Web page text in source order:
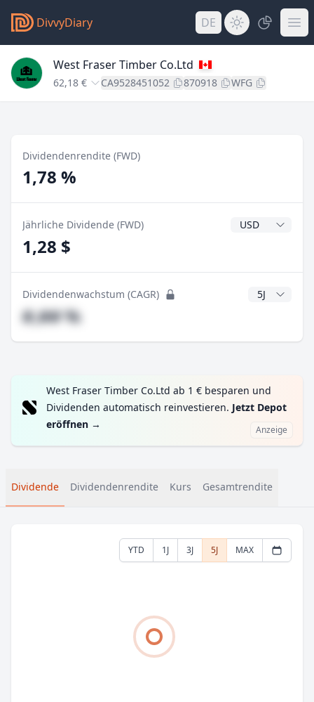
DivvyDiary DE
West Fraser Timber Co.Ltd
62,18 € CA9528451052 870918 WFG
Dividendenrendite (FWD)
1,78 %
Jährliche Dividende (FWD)
1,28 $
Dividendenwachstum (CAGR) CAGR Jahre
#,## %
West Fraser Timber Co.Ltd ab 1 € besparen und
Dividenden automatisch reinvestieren. Jetzt Depot
eröffnen → Anzeige
Dividende Dividendenrendite Kurs Gesamtrendite
YTD 1J 3J 5J MAX